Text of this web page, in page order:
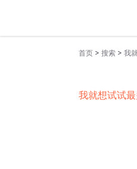
首页 > 搜索 > 我
我就想试试